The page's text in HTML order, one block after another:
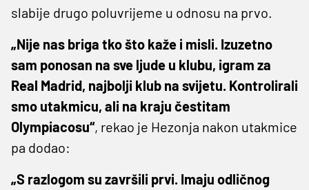
slabije drugo poluvrijeme u odnosu na prvo.
„Nije nas briga tko što kaže i misli. Izuzetno
sam ponosan na sve ljude u klubu, igram za
Real Madrid, najbolji klub na svijetu. Kontrolirali
smo utakmicu, ali na kraju čestitam
Olympiacosu“, rekao je Hezonja nakon utakmice
pa dodao:
„S razlogom su završili prvi. Imaju odličnog